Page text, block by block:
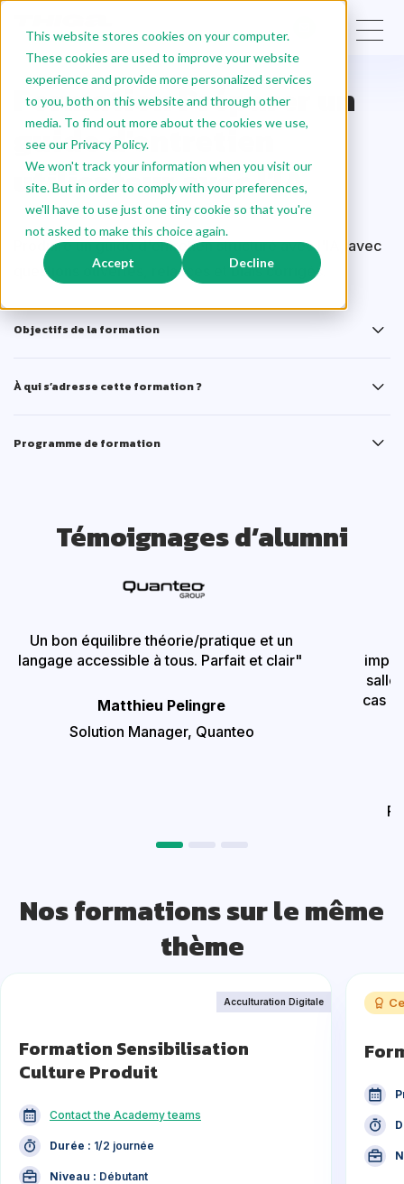
This website stores cookies on your computer.
These cookies are used to improve your website
experience and provide more personalized services
to you, both on this website and through other
media. To find out more about the cookies we use,
see our Privacy Policy.
We won't track your information when you visit our
site. But in order to comply with your preferences,
we'll have to use just one tiny cookie so that you're
not asked to make this choice again.
Accept Decline
Formation Préparer un
guide d'entretien
utilisateur avec l'IA
Produire un guide d'entretien structuré avec l'IA, avec
questions ouvertes, relances et biais corrigés.
Objectifs de la formation
À qui s’adresse cette formation ?
Programme de formation
Témoignages d’alumni
Un bon équilibre théorie/pratique et un
langage accessible à tous. Parfait et clair"
Matthieu Pelingre
Solution Manager, Quanteo
salle
cas
Nos formations sur le même
thème
Acculturation Digitale
Formation Sensibilisation
Culture Produit
Contact the Academy teams
Durée : 1/2 journée
Niveau : Débutant